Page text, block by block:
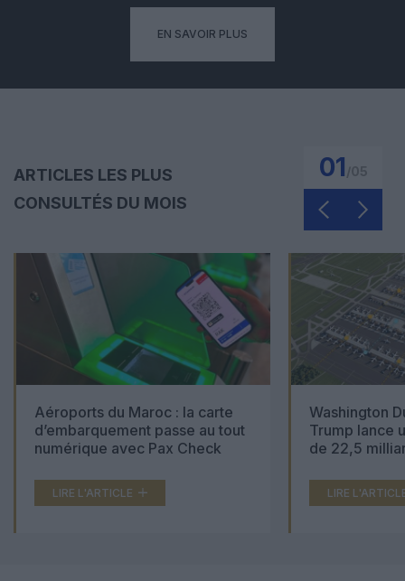
EN SAVOIR PLUS
ARTICLES LES PLUS
CONSULTÉS DU MOIS
01
Aéroports du Maroc : la carte
d’embarquement passe au tout
numérique avec Pax Check
LIRE L'ARTICLE
Washington
Trump lance
de 22,5
LIRE